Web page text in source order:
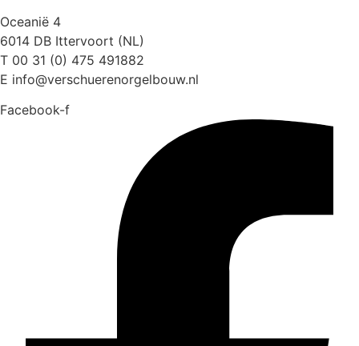
Oceanië 4
6014 DB Ittervoort (NL)
T 00 31 (0) 475 491882
E info@verschuerenorgelbouw.nl
Facebook-f